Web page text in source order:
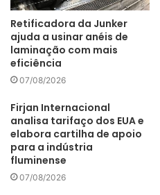
foi constatada uma
mais elevado nas Regiões
Teresina [23,2%], Belo
e Macapá [15,8%].
professor do IPPUR-UFRJ
das Metrópoles, “o
no conjunto das
Retificadora da Junker
ajuda a usinar anéis de
laminação com mais
eficiência
07/08/2026
Firjan Internacional
analisa tarifaço dos EUA e
elabora cartilha de apoio
para a indústria
fluminense
07/08/2026